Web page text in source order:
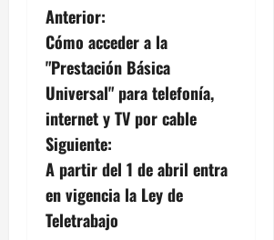
N
a
v
e
g
a
Anterior:
Cómo acceder a la
"Prestación Básica
Universal" para telefonía,
internet y TV por cable
Siguiente:
A partir del 1 de abril entra
en vigencia la Ley de
Teletrabajo